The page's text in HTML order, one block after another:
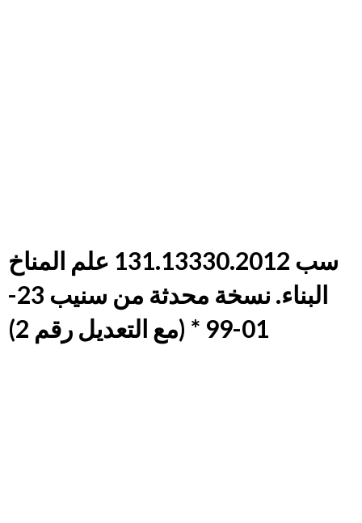
سب 131.13330.2012 علم المناخ
البناء. نسخة محدثة من سنيب 23-
01-99 * (مع التعديل رقم 2)